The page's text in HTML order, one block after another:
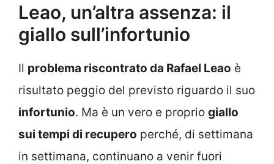
Leao, un’altra assenza: il
giallo sull’infortunio
Il problema riscontrato da Rafael Leao è
risultato peggio del previsto riguardo il suo
infortunio. Ma è un vero e proprio giallo
sui tempi di recupero perché, di settimana
in settimana, continuano a venir fuori